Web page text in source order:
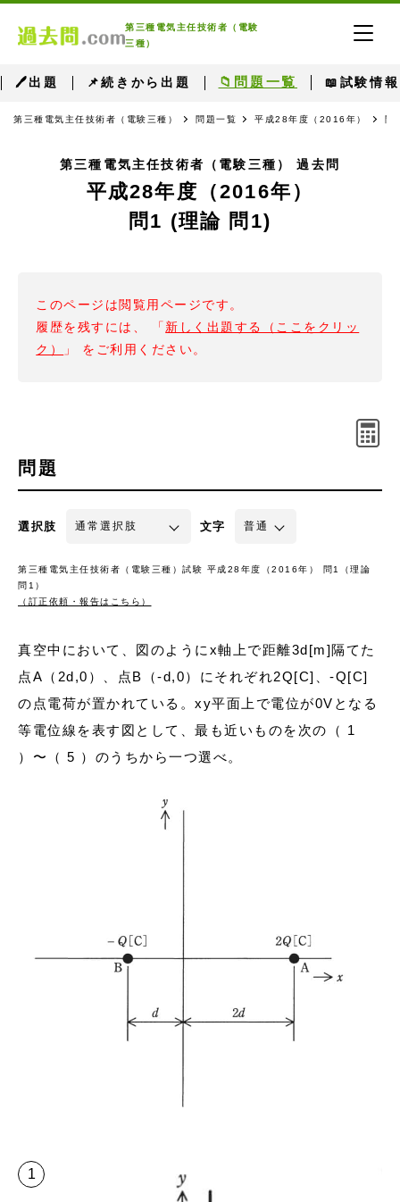
第三種電気主任技術者（電験
三種）
🖊出題 📌続きから出題 📁問題一覧 📖試験情報
第三種電気主任技術者（電験三種） 問題一覧 平成28年度（2016年） 問
第三種電気主任技術者（電験三種） 過去問
平成28年度（2016年）
問1 (理論 問1)
このページは閲覧用ページです。
履歴を残すには、 「 新しく出題する（ここをクリッ
ク）
」 をご利用ください。
問題
選択肢 文字
第三種電気主任技術者（電験三種）試験 平成28年度（2016年） 問1（理論
問1）
（訂正依頼・報告はこちら）
真空中において、図のようにx軸上で距離3d[m]隔てた
点A（2d,0）、点B（-d,0）にそれぞれ2Q[C]、-Q[C]
の点電荷が置かれている。xy平面上で電位が0Vとなる
等電位線を表す図として、最も近いものを次の（ 1
）〜（ 5 ）のうちから一つ選べ。